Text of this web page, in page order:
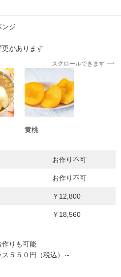
ンジ
があります
スクロールできます
黄桃
お作り不可
お作り不可
￥12,800
￥18,560
りも可能
５５０円（税込）～